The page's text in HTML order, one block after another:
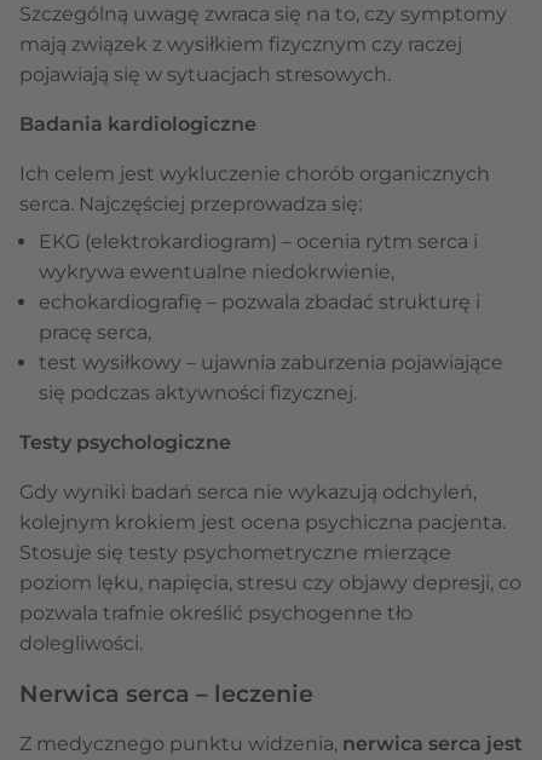
Szczególną uwagę zwraca się na to, czy symptomy
mają związek z wysiłkiem fizycznym czy raczej
pojawiają się w sytuacjach stresowych.
Badania kardiologiczne
Ich celem jest wykluczenie chorób organicznych
serca. Najczęściej przeprowadza się:
EKG (elektrokardiogram) – ocenia rytm serca i
wykrywa ewentualne niedokrwienie,
echokardiografię – pozwala zbadać strukturę i
pracę serca,
test wysiłkowy – ujawnia zaburzenia pojawiające
się podczas aktywności fizycznej.
Testy psychologiczne
Gdy wyniki badań serca nie wykazują odchyleń,
kolejnym krokiem jest ocena psychiczna pacjenta.
Stosuje się testy psychometryczne mierzące
poziom lęku, napięcia, stresu czy objawy depresji, co
pozwala trafnie określić psychogenne tło
dolegliwości.
Nerwica serca – leczenie
Z medycznego punktu widzenia, nerwica serca jest